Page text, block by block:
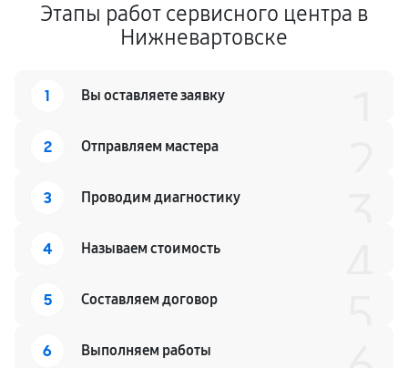
Этапы работ сервисного центра в
Нижневартовске
1 Вы оставляете заявку
2 Отправляем мастера
3 Проводим диагностику
4 Называем стоимость
5 Составляем договор
6 Выполняем работы